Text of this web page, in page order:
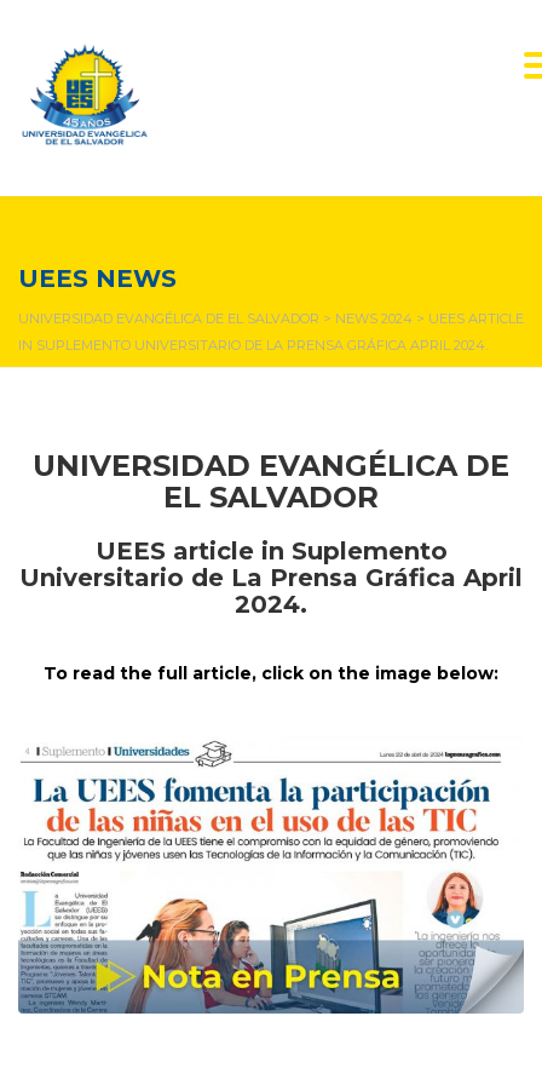
UEES NEWS
UNIVERSIDAD EVANGÉLICA DE EL SALVADOR > NEWS 2024 > UEES ARTICLE
IN SUPLEMENTO UNIVERSITARIO DE LA PRENSA GRÁFICA APRIL 2024.
UNIVERSIDAD EVANGÉLICA DE
EL SALVADOR
UEES article in Suplemento
Universitario de La Prensa Gráfica April
2024.
To read the full article, click on the image below: